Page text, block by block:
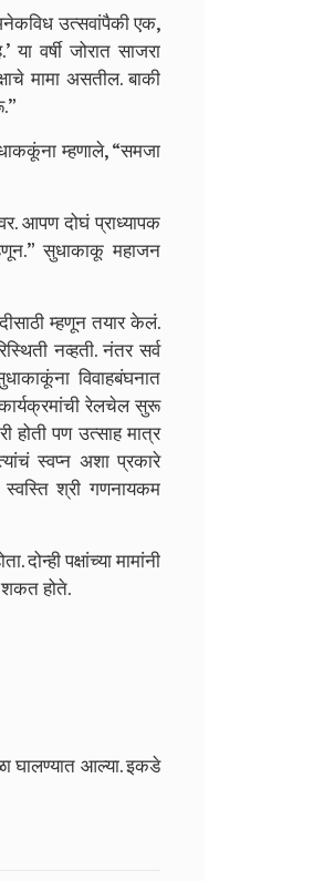
उत्सवांपैकी एक,
वर्षी जोरात साजरा
मामा असतील. बाकी
म्हणाले, “समजा
आपण दोघं प्राध्यापक
सुधाकाकू महाजन
म्हणून तयार केलं.
नव्हती. नंतर सर्व
विवाहबंघनात
रेलचेल सुरू
होती पण उत्साह मात्र
स्वप्न अशा प्रकारे
स्वस्ति श्री गणनायकम
पक्षांच्या मामांनी
होते.
घालण्यात आल्या. इकडे